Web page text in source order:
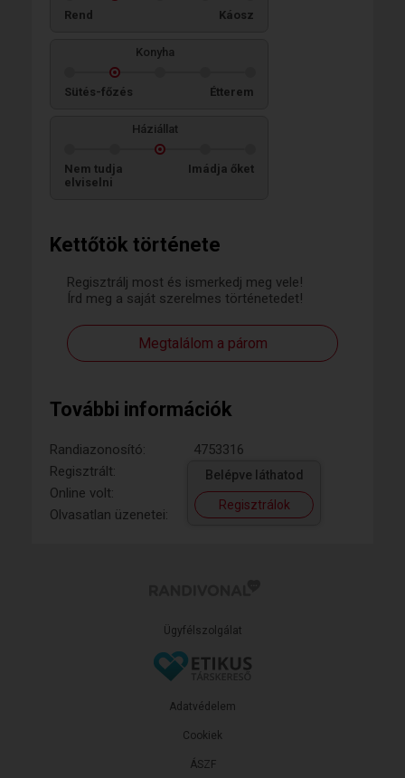
Kettőtök története
Regisztrálj most és ismerkedj meg vele!
Írd meg a saját szerelmes történetedet!
Megtalálom a párom
További információk
Randiazonosító:
4753316
Regisztrált:
Online volt:
Olvasatlan üzenetei:
Belépve láthatod
Regisztrálok
Rend Káosz
Konyha
Sütés-főzés Étterem
Háziállat
Nem tudja
elviselni
Imádja őket
Ügyfélszolgálat
ÁSZF
Adatvédelem
Cookiek